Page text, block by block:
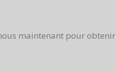
maintenant pour